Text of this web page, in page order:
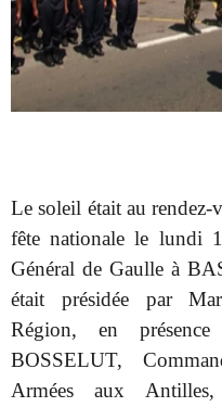
Le soleil était au rendez-
fête nationale le lundi
Général de Gaulle à
était présidée par
Région, en
BOSSELUT,
Armées aux